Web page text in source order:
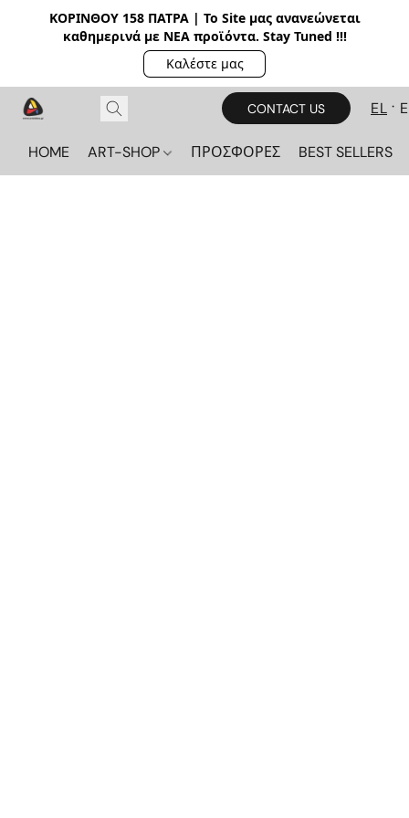
ΚΟΡΙΝΘΟΥ 158 ΠΑΤΡΑ | Το Site μας ανανεώνεται
καθημερινά με ΝΕΑ προϊόντα. Stay Tuned !!!
Καλέστε μας
CONTACT US EL
HOME ART-SHOP ΠΡΟΣΦΟΡΕΣ BEST SELLERS